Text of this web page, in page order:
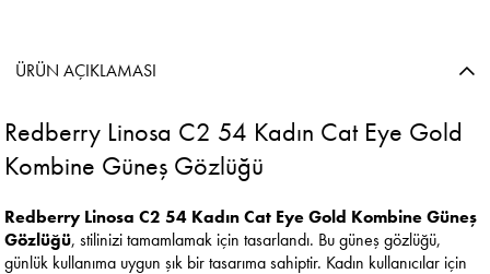
ÜRÜN AÇIKLAMASI
Redberry Linosa C2 54 Kadın Cat Eye Gold
Kombine Güneş Gözlüğü
Redberry Linosa C2 54 Kadın Cat Eye Gold Kombine Güneş
Gözlüğü, stilinizi tamamlamak için tasarlandı. Bu güneş gözlüğü,
günlük kullanıma uygun şık bir tasarıma sahiptir. Kadın kullanıcılar için